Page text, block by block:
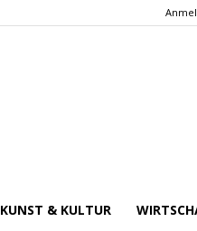
KUNST & KULTUR